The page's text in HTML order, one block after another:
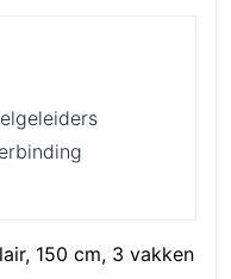
150 cm, 3 vakken